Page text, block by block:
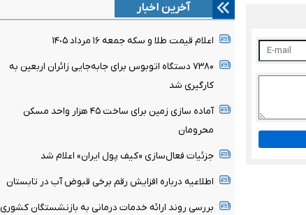
آخرین اخبار
اعلام قیمت طلا و سکه جمعه ١۶ مرداد ١۴٠۵
۷۳۸۰ دستگاه اتوبوس برای جابه‌جایی زائران اربعین به‌
کارگیری شد
آماده سازی زمین برای ساخت ۴۵ هزار واحد مسکن
محرومان
جزئیات فعال‌سازی «کیف پول ایران» اعلام شد
اطلاعیه درباره افزایش رقم برخی قبوض آب در تابستان
بررسی روند ارائه خدمات درمانی به بازنشستگان کشوری